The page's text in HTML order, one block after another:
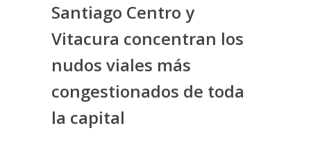
Santiago Centro y
Vitacura concentran los
nudos viales más
congestionados de toda
la capital